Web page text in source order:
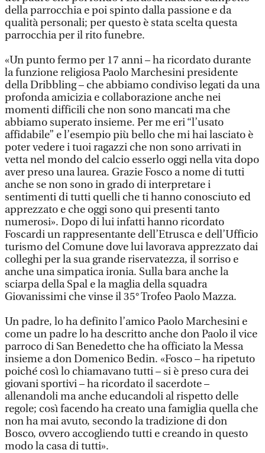
della parrocchia e poi spinto dalla passione e da
qualità personali; per questo è stata scelta questa
parrocchia per il rito funebre.
«Un punto fermo per 17 anni – ha ricordato durante
la funzione religiosa Paolo Marchesini presidente
della Dribbling – che abbiamo condiviso legati da una
profonda amicizia e collaborazione anche nei
momenti difficili che non sono mancati ma che
abbiamo superato insieme. Per me eri “l’usato
affidabile” e l’esempio più bello che mi hai lasciato è
poter vedere i tuoi ragazzi che non sono arrivati in
vetta nel mondo del calcio esserlo oggi nella vita dopo
aver preso una laurea. Grazie Fosco a nome di tutti
anche se non sono in grado di interpretare i
sentimenti di tutti quelli che ti hanno conosciuto ed
apprezzato e che oggi sono qui presenti tanto
numerosi». Dopo di lui infatti hanno ricordato
Foscardi un rappresentante dell’Etrusca e dell’Ufficio
turismo del Comune dove lui lavorava apprezzato dai
colleghi per la sua grande riservatezza, il sorriso e
anche una simpatica ironia. Sulla bara anche la
sciarpa della Spal e la maglia della squadra
Giovanissimi che vinse il 35° Trofeo Paolo Mazza.
Un padre, lo ha definito l’amico Paolo Marchesini e
come un padre lo ha descritto anche don Paolo il vice
parroco di San Benedetto che ha officiato la Messa
insieme a don Domenico Bedin. «Fosco – ha ripetuto
poiché così lo chiamavano tutti – si è preso cura dei
giovani sportivi – ha ricordato il sacerdote –
allenandoli ma anche educandoli al rispetto delle
regole; così facendo ha creato una famiglia quella che
non ha mai avuto, secondo la tradizione di don
Bosco, ovvero accogliendo tutti e creando in questo
modo la casa di tutti».